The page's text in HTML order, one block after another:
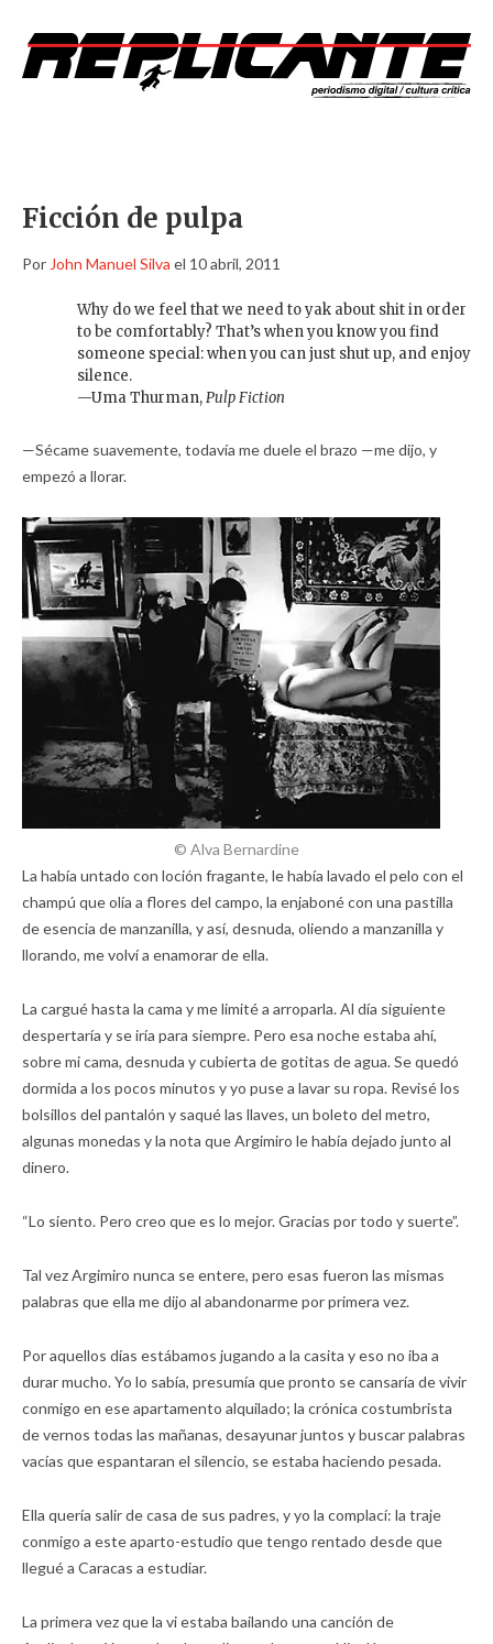
Ficción de pulpa
Por John Manuel Silva el 10 abril, 2011
Why do we feel that we need to yak about shit in order
to be comfortably? That’s when you know you find
someone special: when you can just shut up, and enjoy
silence.
—Uma Thurman,Pulp Fiction
—Sécame suavemente, todavía me duele el brazo —me dijo, y
empezó a llorar.
© Alva Bernardine
La había untado con loción fragante, le había lavado el pelo con el
champú que olía a flores del campo, la enjaboné con una pastilla
de esencia de manzanilla, y así, desnuda, oliendo a manzanilla y
llorando, me volví a enamorar de ella.
La cargué hasta la cama y me limité a arroparla. Al día siguiente
despertaría y se iría para siempre. Pero esa noche estaba ahí,
sobre mi cama, desnuda y cubierta de gotitas de agua. Se quedó
dormida a los pocos minutos y yo puse a lavar su ropa. Revisé los
bolsillos del pantalón y saqué las llaves, un boleto del metro,
algunas monedas y la nota que Argimiro le había dejado junto al
dinero.
“Lo siento. Pero creo que es lo mejor. Gracias por todo y suerte”.
Tal vez Argimiro nunca se entere, pero esas fueron las mismas
palabras que ella me dijo al abandonarme por primera vez.
Por aquellos días estábamos jugando a la casita y eso no iba a
durar mucho. Yo lo sabía, presumía que pronto se cansaría de vivir
conmigo en ese apartamento alquilado; la crónica costumbrista
de vernos todas las mañanas, desayunar juntos y buscar palabras
vacías que espantaran el silencio, se estaba haciendo pesada.
Ella quería salir de casa de sus padres, y yo la complací: la traje
conmigo a este aparto-estudio que tengo rentado desde que
llegué a Caracas a estudiar.
La primera vez que la vi estaba bailando una canción de